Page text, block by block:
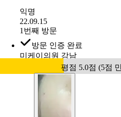
익명
22.09.15
1번째 방문
방문 인증 완료
미케이의원 강남
평점 5.0점 (5점